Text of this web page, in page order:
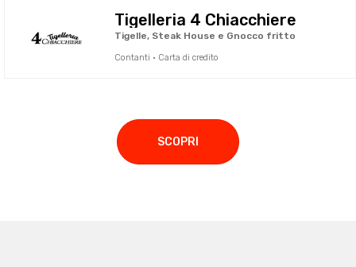
Tigelleria 4 Chiacchiere
Tigelle, Steak House e Gnocco fritto
Contanti · Carta di credito
SCOPRI